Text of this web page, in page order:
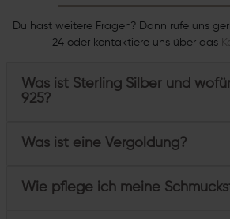
Du hast weitere Fragen? Dann rufe uns
24 oder kontaktiere uns über das
Was ist Sterling Silber und
925?
Was ist eine Vergoldung?
Wie pflege ich meine